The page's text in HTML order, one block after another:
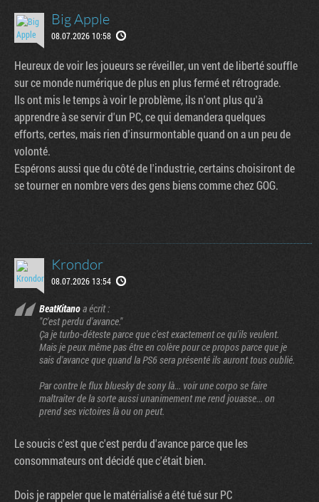
Big Apple
08.07.2026 10:58
Heureux de voir les joueurs se réveiller, un vent de liberté souffle
sur ce monde numérique de plus en plus fermé et rétrograde.
Ils ont mis le temps à voir le problème, ils n'ont plus qu'à
apprendre à se servir d'un PC, ce qui demandera quelques
efforts, certes, mais rien d'insurmontable quand on a un peu de
volonté.
Espérons aussi que du côté de l'industrie, certains choisiront de
se tourner en nombre vers des gens biens comme chez GOG.
Krondor
08.07.2026 13:54
BeatKitanoa écrit :
"C'est perdu d'avance."
Ça je turbo-déteste parce que c'est exactement ce qu'ils veulent.
Mais je peux même pas être en colère pour ce propos parce que je
sais d'avance que quand la PS6 sera présenté ils auront tous oublié.
Par contre le flux bluesky de sony là... voir une corpo se faire
maltraiter de la sorte aussi unanimement me rend jouasse... on
prend ses victoires là ou on peut.
Le soucis c'est que c'est perdu d'avance parce que les
consommateurs ont décidé que c'était bien.
Dois je rappeler que le matérialisé a été tué sur PC